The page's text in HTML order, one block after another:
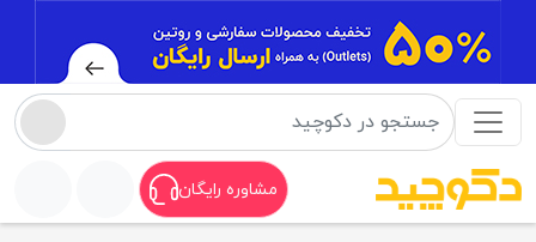
مشاوره رایگان